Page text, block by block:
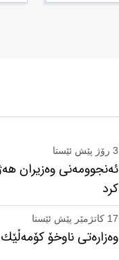
3 رۆژ پێش ئێستا
ئەنجوومەنی وەزیران
کرد
17 کاتژمێر پێش ئێستا
وەزارەتی ناوخۆ